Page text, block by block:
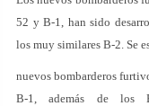
52 y B-1, han sido
los muy similares B-2. Se
nuevos bombarderos
B-1, además de los